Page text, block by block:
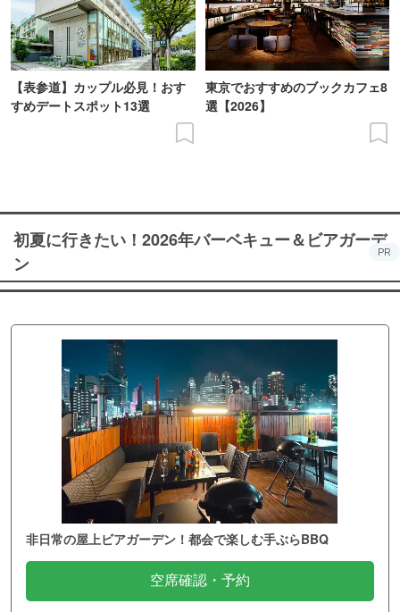
【表参道】カップル必見！おす
すめデートスポット13選
東京でおすすめのブックカフェ8
選【2026】
初夏に行きたい！2026年バーベキュー＆ビアガーデ
ン
PR
非日常の屋上ビアガーデン！都会で楽しむ手ぶらBBQ
空席確認・予約